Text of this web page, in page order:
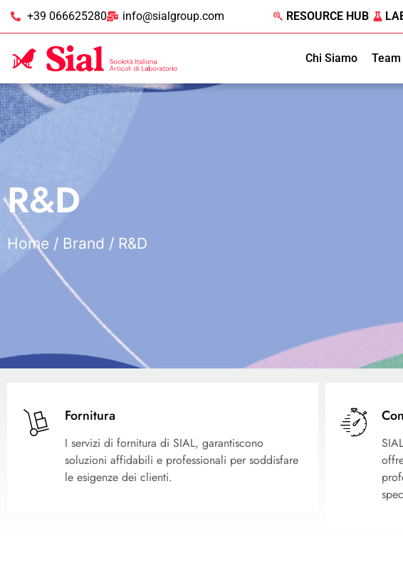
+39 066625280 info@sialgroup.com RESOURCE HUB
Chi Siamo Team
R&D
Home / Brand / R&D
Fornitura
I servizi di fornitura di SIAL, garantiscono
soluzioni affidabili e professionali per soddisfare
le esigenze dei clienti.